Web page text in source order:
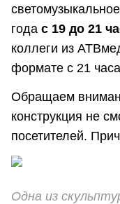
года с 19 до 21
коллеги из
формате с 21
Обращаем
конструкция не
посетителей.
Одна из